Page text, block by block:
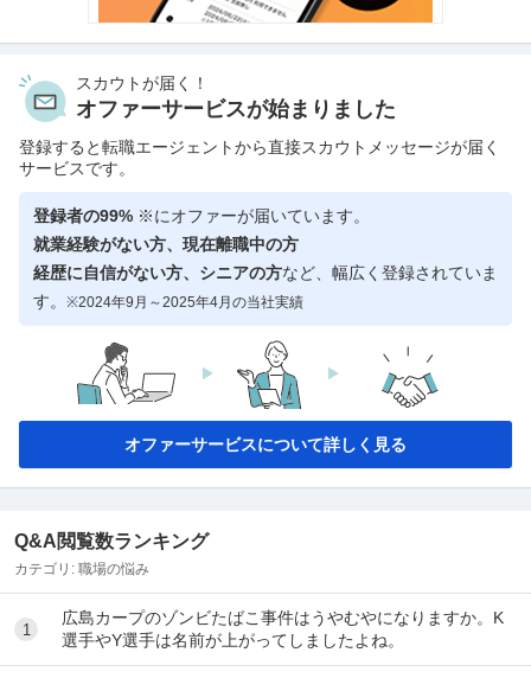
スカウトが届く！
オファーサービスが始まりました
登録すると転職エージェントから直接スカウトメッセージが届く
サービスです。
登録者の99% ※にオファーが届いています。
就業経験がない方、現在離職中の方
経歴に自信がない方、シニアの方など、幅広く登録されていま
す。 ※2024年9月～2025年4月の当社実績
オファーサービスについて詳しく見る
Q&A閲覧数ランキング
カテゴリ: 職場の悩み
1
広島カープのゾンビたばこ事件はうやむやになりますか。K
選手やY選手は名前が上がってしましたよね。